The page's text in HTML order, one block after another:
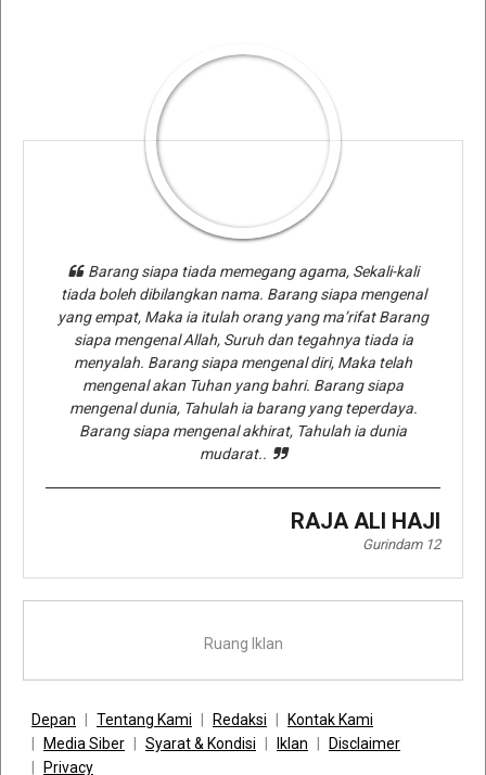
Barang siapa tiada memegang agama, Sekali-kali
tiada boleh dibilangkan nama. Barang siapa mengenal
yang empat, Maka ia itulah orang yang ma’rifat Barang
siapa mengenal Allah, Suruh dan tegahnya tiada ia
menyalah. Barang siapa mengenal diri, Maka telah
mengenal akan Tuhan yang bahri. Barang siapa
mengenal dunia, Tahulah ia barang yang teperdaya.
Barang siapa mengenal akhirat, Tahulah ia dunia
mudarat..
RAJA ALI HAJI
Gurindam 12
Ruang Iklan
Depan Tentang Kami Redaksi
Kontak Kami
Media Siber
Syarat & Kondisi Iklan
Disclaimer
Privacy